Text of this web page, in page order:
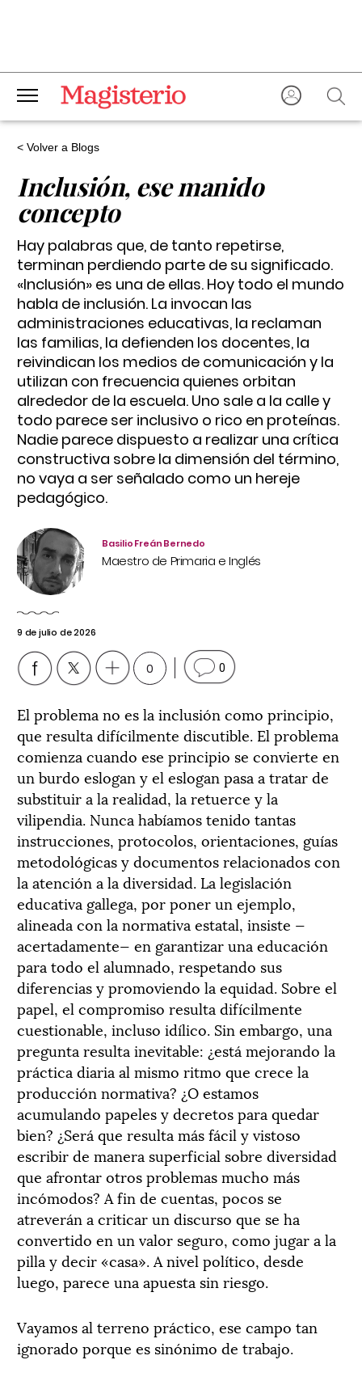
< Volver a Blogs
Inclusión, ese manido
concepto
Hay palabras que, de tanto repetirse,
terminan perdiendo parte de su significado.
«Inclusión» es una de ellas. Hoy todo el mundo
habla de inclusión. La invocan las
administraciones educativas, la reclaman
las familias, la defienden los docentes, la
reivindican los medios de comunicación y la
utilizan con frecuencia quienes orbitan
alrededor de la escuela. Uno sale a la calle y
todo parece ser inclusivo o rico en proteínas.
Nadie parece dispuesto a realizar una crítica
constructiva sobre la dimensión del término,
no vaya a ser señalado como un hereje
pedagógico.
Basilio Freán Bernedo
Maestro de Primaria e Inglés
9 de julio de 2026
0 0
El problema no es la inclusión como principio,
que resulta difícilmente discutible. El problema
comienza cuando ese principio se convierte en
un burdo eslogan y el eslogan pasa a tratar de
substituir a la realidad, la retuerce y la
vilipendia. Nunca habíamos tenido tantas
instrucciones, protocolos, orientaciones, guías
metodológicas y documentos relacionados con
la atención a la diversidad. La legislación
educativa gallega, por poner un ejemplo,
alineada con la normativa estatal, insiste —
acertadamente— en garantizar una educación
para todo el alumnado, respetando sus
diferencias y promoviendo la equidad. Sobre el
papel, el compromiso resulta difícilmente
cuestionable, incluso idílico. Sin embargo, una
pregunta resulta inevitable: ¿está mejorando la
práctica diaria al mismo ritmo que crece la
producción normativa? ¿O estamos
acumulando papeles y decretos para quedar
bien? ¿Será que resulta más fácil y vistoso
escribir de manera superficial sobre diversidad
que afrontar otros problemas mucho más
incómodos? A fin de cuentas, pocos se
atreverán a criticar un discurso que se ha
convertido en un valor seguro, como jugar a la
pilla y decir «casa». A nivel político, desde
luego, parece una apuesta sin riesgo.
Vayamos al terreno práctico, ese campo tan
ignorado porque es sinónimo de trabajo.